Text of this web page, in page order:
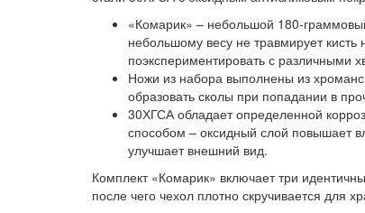
«Комарик» – небольшой 180-
небольшому весу не травмирует
поэкспериментировать с различными
Ножи из набора выполнены из
образовать сколы при попадании в
30ХГСА обладает определенной
способом – оксидный слой повышает
улучшает внешний вид.
Комплект «Комарик» включает три
после чего чехол плотно скручивается для